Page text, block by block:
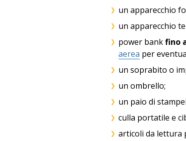
un apparecchio
un apparecchio
power bankfino
aerea per
un soprabito o
un ombrello;
un paio di
culla portatile e
articoli da lettura